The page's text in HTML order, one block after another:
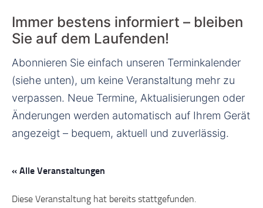
Immer bestens informiert – bleiben
Sie auf dem Laufenden!
Abonnieren Sie einfach unseren Terminkalender
(siehe unten), um keine Veranstaltung mehr zu
verpassen. Neue Termine, Aktualisierungen oder
Änderungen werden automatisch auf Ihrem Gerät
angezeigt – bequem, aktuell und zuverlässig.
« Alle Veranstaltungen
Diese Veranstaltung hat bereits stattgefunden.